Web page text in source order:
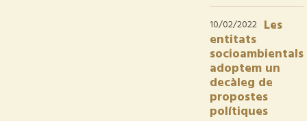
10/02/2022 Les
entitats
socioambientals
adoptem un
decàleg de
propostes
polítiques